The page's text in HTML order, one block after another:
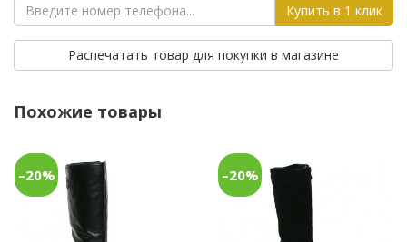
Купить в 1 клик
Распечатать товар для покупки в магазине
Похожие товары
–20% –20%